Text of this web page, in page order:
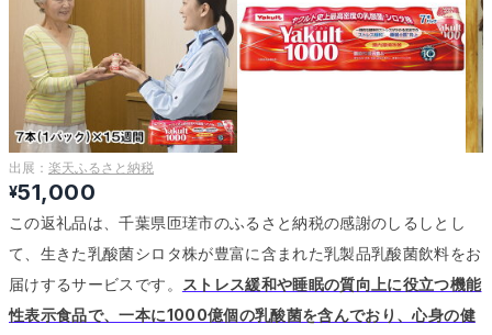
出展： 楽天ふるさと納税
¥51,000
この返礼品は、千葉県匝瑳市のふるさと納税の感謝のしるしとし
て、生きた乳酸菌シロタ株が豊富に含まれた乳製品乳酸菌飲料をお
届けするサービスです。
ストレス緩和や睡眠の質向上に役立つ機能
性表示食品で、一本に1000億個の乳酸菌を含んでおり、心身の健